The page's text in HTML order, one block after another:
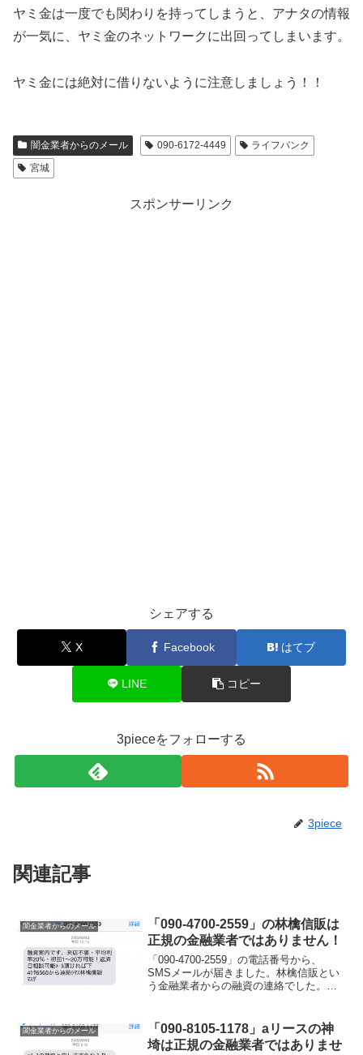
ヤミ金は一度でも関わりを持ってしまうと、アナタの情報
が一気に、ヤミ金のネットワークに出回ってしまいます。
ヤミ金には絶対に借りないように注意しましょう！！
闇金業者からのメール 090-6172-4449
ライフバンク
宮城
スポンサーリンク
シェアする
X Facebook はてブ
LINE コピー
3pieceをフォローする
3piece
関連記事
闇金業者からのメール
「090-4700-2559」の林檎信販は
正規の金融業者ではありません！
「090-4700-2559」の電話番号から、
SMSメールが届きました。林檎信販とい
う金融業者からの融資の連絡でした。初
闇金業者からのメール
「090-8105-1178」aリースの神
埼は正規の金融業者ではありませ